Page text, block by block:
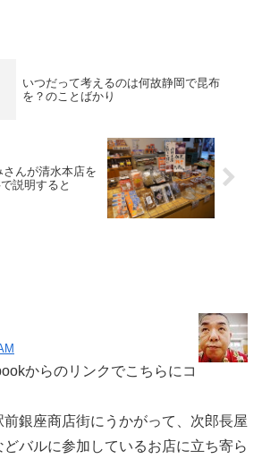
いつだって考えるのは何故静岡で昆布
を？のことばかり
さんが清水本店を
で説明すると
からのリンクでこちらにコ
銀座商店街にうかがって、次郎長屋
バルに参加しているお店に立ち寄ら